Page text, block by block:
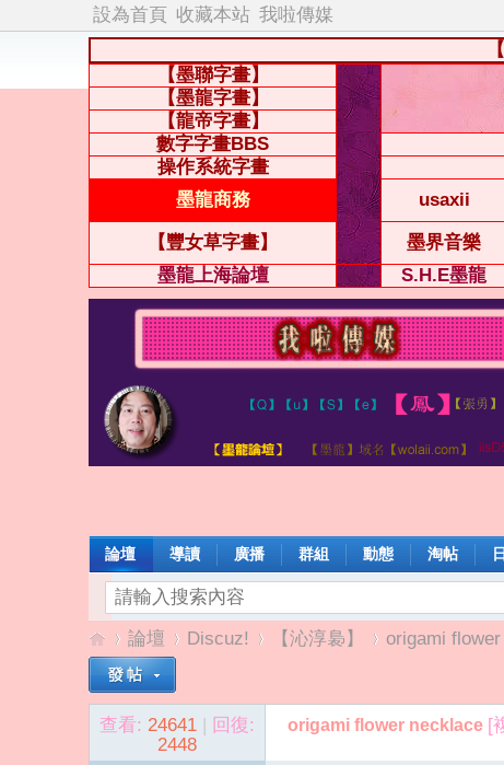
設為首頁 收藏本站 我啦傳媒
【墨聯字畫】
【墨龍字畫】
【龍帝字畫】
數字字畫BBS
操作系統字畫
墨龍商務
usaxii
【豐女草字畫】 墨界音樂
墨龍上海論壇
S.H.E墨龍
論壇 導讀 廣播 群組 動態 淘帖
我»
論壇
›
Discuz!
›
【沁淳裊】
›
origami
查看: 24641 | 回復:
2448
origami flower necklace [